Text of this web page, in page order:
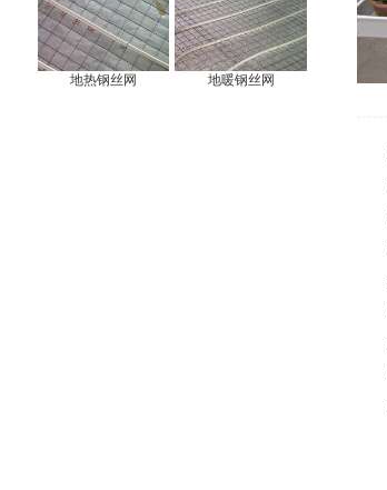
地热钢丝网 地暖钢丝网